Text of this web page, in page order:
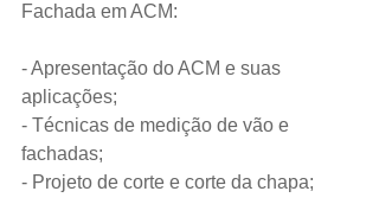
Fachada em ACM:
- Apresentação do ACM e suas
aplicações;
- Técnicas de medição de vão e
fachadas;
- Projeto de corte e corte da chapa;